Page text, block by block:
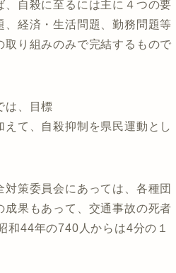
自殺に至るには主に４つの要
経済・生活問題、勤務問題等
り組みのみで完結するもので
は、目標
て、自殺抑制を県民運動とし
策委員会にあっては、各種団
果もあって、交通事故の死者
44年の740人からは4分の１